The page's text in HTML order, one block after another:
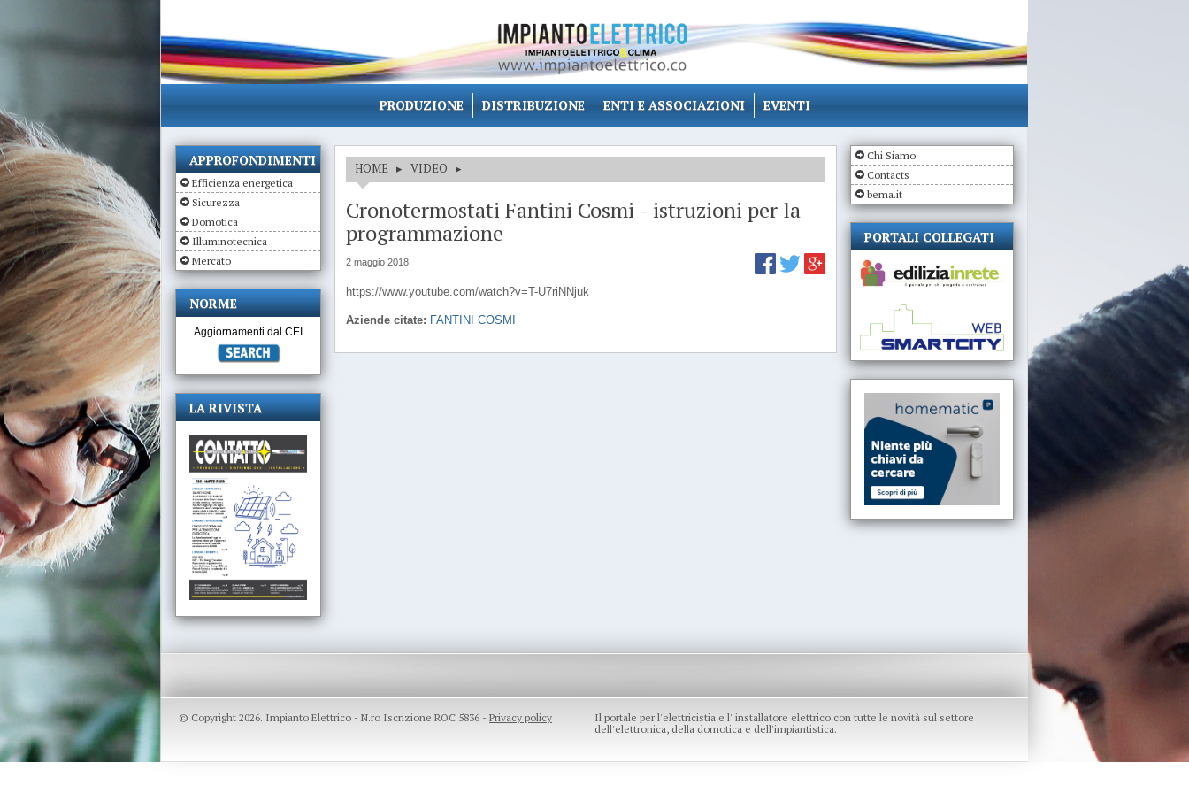
PRODUZIONE DISTRIBUZIONE ENTI E ASSOCIAZIONI EVENTI
HOME ▸VIDEO ▸
Cronotermostati Fantini Cosmi - istruzioni per la
programmazione
2 maggio 2018
https://www.youtube.com/watch?v=T-U7riNNjuk
Aziende citate: FANTINI COSMI
APPROFONDIMENTI
Efficienza energetica
Sicurezza
Domotica
Illuminotecnica
Mercato
NORME
Aggiornamenti dal CEI
LA RIVISTA
Chi Siamo
Contacts
bema.it
PORTALI COLLEGATI
© Copyright 2026. Impianto Elettrico - N.ro Iscrizione ROC 5836 - Privacy policy
Il portale per l'elettricistia e l' installatore elettrico con tutte le novità sul settore
dell'elettronica, della domotica e dell'impiantistica.